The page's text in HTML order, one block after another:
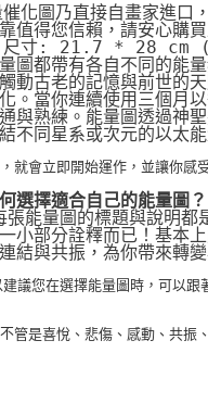
化圖乃直接自畫家進口
值得您信賴，請安心購
尺寸: 21.7 * 28 cm (
圖都帶有各自不同的能
動古老的記憶與前世的
。當你連續使用三個月
與熟練。能量圖透過神
不同星系或次元的以太
就會立即開始運作，並讓你感
選擇適合自己的能量圖？
能量圖的標題與說明都
小部分詮釋而已！基本
結與共振，為你帶來轉變
建議您在選擇能量圖時，可以
管是喜悅、悲傷、感動、共振